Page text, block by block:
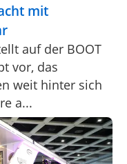
mit
auf der BOOT
vor, das
weit hinter sich
a...